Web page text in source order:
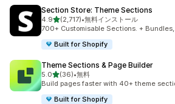
Section Store: Theme Sections
4.95つ星中
(2,717)
合計レビュー数：2717件
•無料インストール
700+ Customisable Sections. +
Built for Shopify
Theme Sections & Page Builder
5.05つ星中
(36)
合計レビュー数：36件
•無料
Build pages faster with 40+ theme
Built for Shopify